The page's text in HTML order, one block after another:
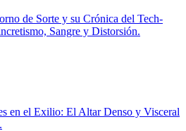
de Sorte y su Crónica del Tech-
Sangre y Distorsión.
en el Exilio: El Altar Denso y Visceral